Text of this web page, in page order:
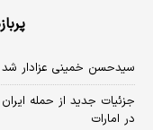
سیدحسن خمینی عزادار شد
جزئیات جدید از حمله
در امارات